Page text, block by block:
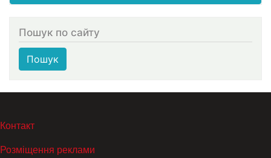
Пошук по сайту
Пошук
МЕНЮ В ПОДВАЛЕ
Контакт
Розміщення реклами